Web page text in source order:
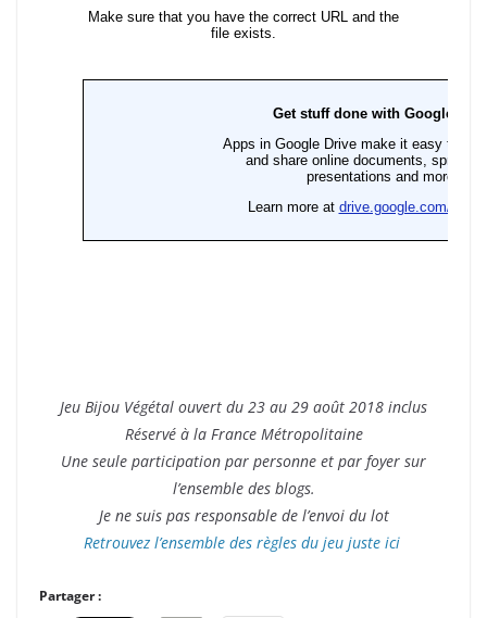
Jeu Bijou Végétal ouvert du 23 au 29 août 2018 inclus
Réservé à la France Métropolitaine
Une seule participation par personne et par foyer sur
l’ensemble des blogs.
Je ne suis pas responsable de l’envoi du lot
Retrouvez l’ensemble des règles du jeu juste ici
Partager :